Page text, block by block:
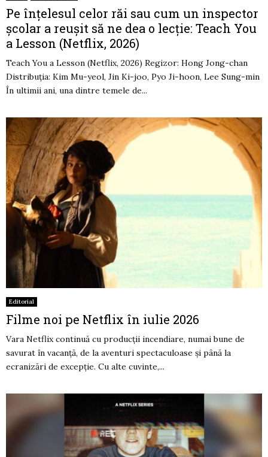
Pe înțelesul celor răi sau cum un inspector
școlar a reușit să ne dea o lecție: Teach You
a Lesson (Netflix, 2026)
Teach You a Lesson (Netflix, 2026) Regizor: Hong Jong-chan
Distribuția: Kim Mu-yeol, Jin Ki-joo, Pyo Ji-hoon, Lee Sung-min
În ultimii ani, una dintre temele de...
Editorial
Filme noi pe Netflix în iulie 2026
Vara Netflix continuă cu producții incendiare, numai bune de
savurat în vacanță, de la aventuri spectaculoase și până la
ecranizări de excepție. Cu alte cuvinte,...